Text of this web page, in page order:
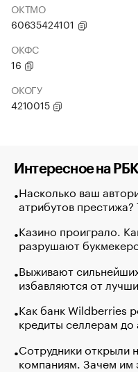
ОКТМО
60635424101
ОКФС
16
ОКОГУ
4210015
Интересное на
Насколько ваш
атрибутов престижа?
Казино проиграло.
разрушают
Выживают
избавляются от
Как банк Wildberries
кредиты селлерам до
Сотрудники открыли
компаниям. Зачем им